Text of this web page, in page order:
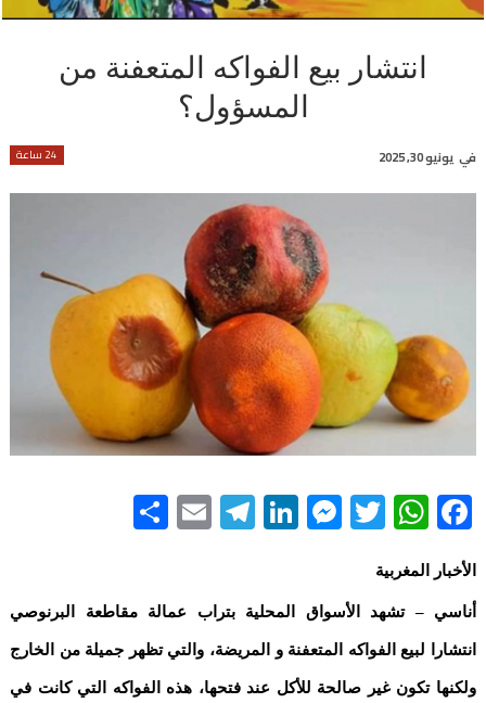
انتشار بيع الفواكه المتعفنة من
المسؤول؟
24 ساعة في يونيو 30, 2025
Facebook
WhatsApp
Twitter
Messenger
LinkedIn
Telegram
Email
الأخبار المغربية
أناسي – تشهد الأسواق المحلية بتراب عمالة مقاطعة البرنوصي
انتشارا لبيع الفواكه المتعفنة و المريضة، والتي تظهر جميلة من الخارج
ولكنها تكون غير صالحة للأكل عند فتحها، هذه الفواكه التي كانت في